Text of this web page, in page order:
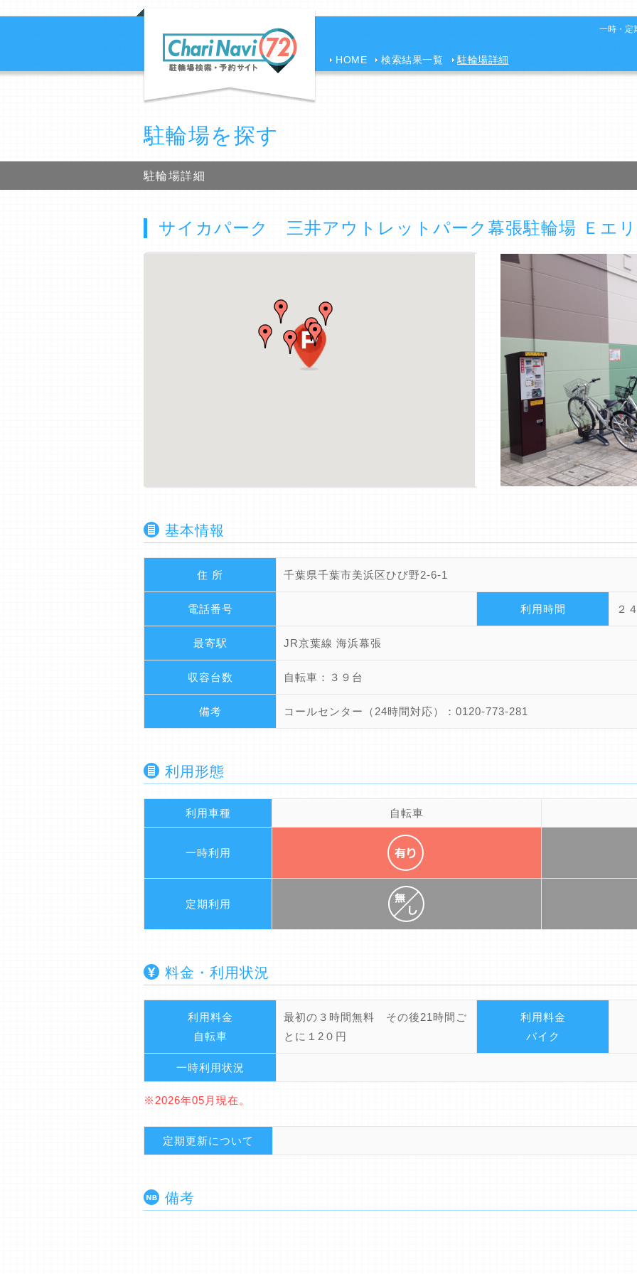
一時・定
HOME 検索結果一覧 駐輪場詳細
駐輪場を探す
駐輪場詳細
サイカパーク 三井アウトレットパーク幕張駐輪場 Ｅエ
基本情報
住 所 千葉県千葉市美浜区ひび野2-6-1
電話番号 利用時間 ２
最寄駅 JR京葉線 海浜幕張
収容台数 自転車：３９台
備考 コールセンター（24時間対応）：0120-773-281
利用形態
利用車種 自転車
一時利用
定期利用
料金・利用状況
利用料金
自転車
最初の３時間無料 その後21時間ご
とに１2０円
利用料金
バイク
一時利用状況
※2026年05月現在。
定期更新について
備考